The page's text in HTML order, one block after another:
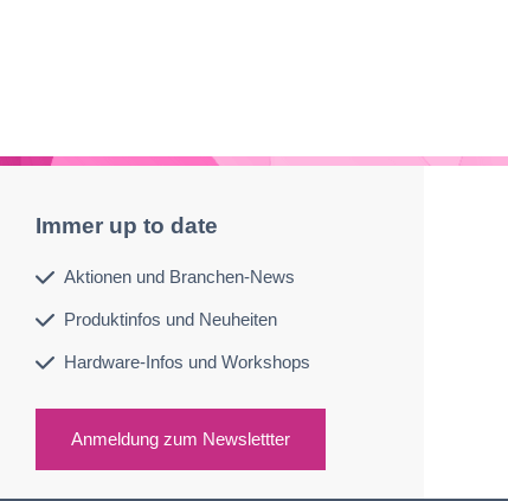
Immer up to date
Aktionen und Branchen-News
Produktinfos und Neuheiten
Hardware-Infos und Workshops
Anmeldung zum Newslettter